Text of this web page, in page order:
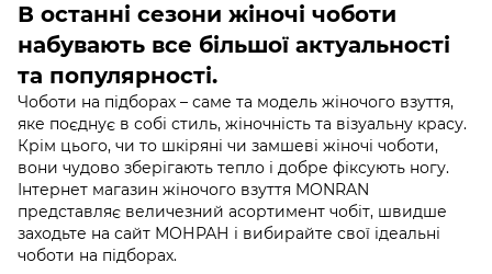
В останні сезони жіночі чоботи
набувають все більшої актуальності
та популярності.
Чоботи на підборах – саме та модель жіночого взуття,
яке поєднує в собі стиль, жіночність та візуальну красу.
Крім цього, чи то шкіряні чи замшеві жіночі чоботи,
вони чудово зберігають тепло і добре фіксують ногу.
Інтернет магазин жіночого взуття MONRAN
представляє величезний асортимент чобіт, швидше
заходьте на сайт МОНРАН і вибирайте свої ідеальні
чоботи на підборах.